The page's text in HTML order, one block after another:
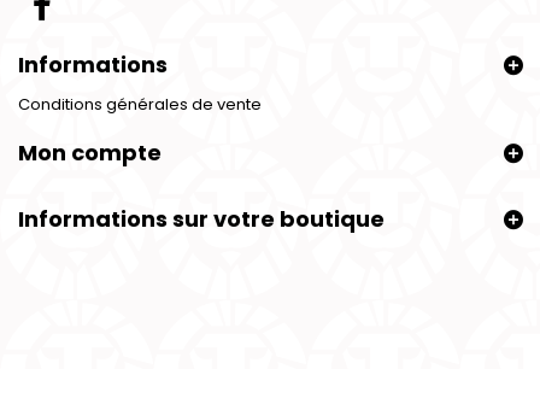
Informations
Conditions générales de vente
Mon compte
Informations sur votre boutique